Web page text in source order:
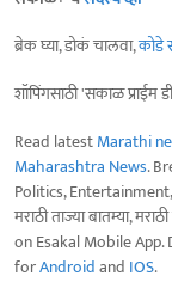
ब्रेक घ्या, डोकं चालवा,कोडे
शॉपिंगसाठी 'सकाळ प्राईम
Read latestMarathi
Maharashtra News.
Politics,
मराठी ताज्या बातम्या,
on Esakal Mobile
forAndroidand IOS.